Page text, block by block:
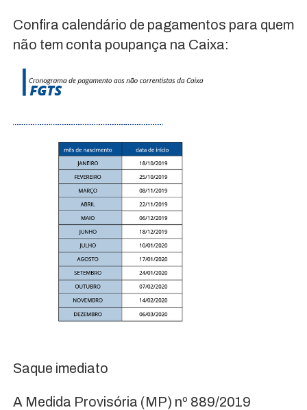
Confira calendário de pagamentos para quem
não tem conta poupança na Caixa:
Saque imediato
A Medida Provisória (MP) nº 889/2019